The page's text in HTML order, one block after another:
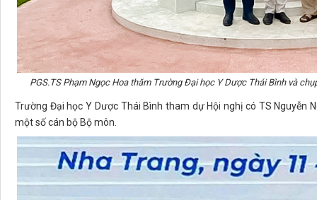
PGS.TS Phạm Ngọc Hoa thăm Trường Đại học Y Dược Thái Bình và
Trường Đại học Y Dược Thái Bình tham dự Hội nghị có TS Nguyễn
một số cán bộ Bộ môn.